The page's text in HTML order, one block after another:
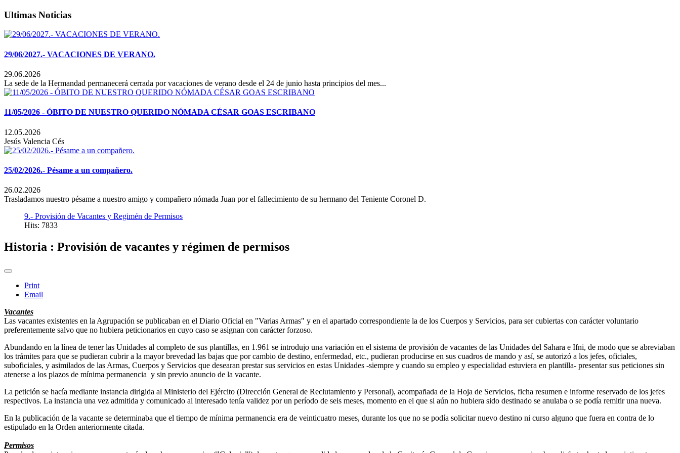
Ultimas Noticias
29/06/2027.- VACACIONES DE VERANO.
29.06.2026
La sede de la Hermandad permanecerá cerrada por vacaciones de verano desde el 24 de junio hasta principios del mes...
11/05/2026 - ÓBITO DE NUESTRO QUERIDO NÓMADA CÉSAR GOAS ESCRIBANO
12.05.2026
Jesús Valencia Cés
25/02/2026.- Pésame a un compañero.
26.02.2026
Trasladamos nuestro pésame a nuestro amigo y compañero nómada Juan por el fallecimiento de su hermano del Teniente Coronel D.
9.- Provisión de Vacantes y Regimén de Permisos
Hits: 7833
Historia : Provisión de vacantes y régimen de permisos
Print
Email
Vacantes
Las vacantes existentes en la Agrupación se publicaban en el Diario Oficial en "Varias Armas" y en el apartado correspondiente la de los Cuerpos y Servicios, para ser cubiertas con carácter voluntario
preferentemente salvo que no hubiera peticionarios en cuyo caso se asignan con carácter forzoso.
Abundando en la línea de tener las Unidades al completo de sus plantillas, en 1.961 se introdujo una variación en el sistema de provisión de vacantes de las Unidades del Sahara e Ifni, de modo que se abreviaban
los trámites para que se pudieran cubrir a la mayor brevedad las bajas que por cambio de destino, enfermedad, etc., pudieran producirse en sus cuadros de mando y así, se autorizó a los jefes, oficiales,
suboficiales, y asimilados de las Armas, Cuerpos y Servicios que desearan prestar sus servicios en estas Unidades -siempre y cuando su empleo y especialidad estuviera en plantilla- presentar sus peticiones sin
atenerse a los plazos de mínima permanencia y sin previo anuncio de la vacante.
La petición se hacía mediante instancia dirigida al Ministerio del Ejército (Dirección General de Reclutamiento y Personal), acompañada de la Hoja de Servicios, ficha resumen e informe reservado de los jefes
respectivos. La instancia una vez admitida y comunicado al interesado tenía validez por un período de seis meses, momento en el que si aún no hubiera sido destinado se anulaba o se podía remitir una nueva.
En la publicación de la vacante se determinaba que el tiempo de mínima permanencia era de veinticuatro meses, durante los que no se podía solicitar nuevo destino ni curso alguno que fuera en contra de lo
estipulado en la Orden anteriormente citada.
Permisos